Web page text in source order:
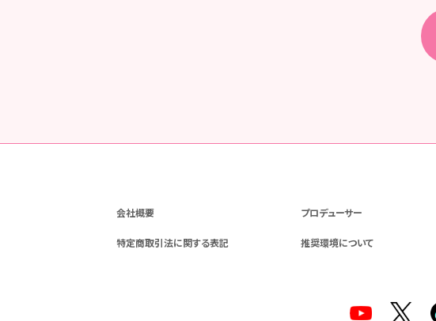
会社概要 プロデューサー
特定商取引法に関する表記 推奨環境について